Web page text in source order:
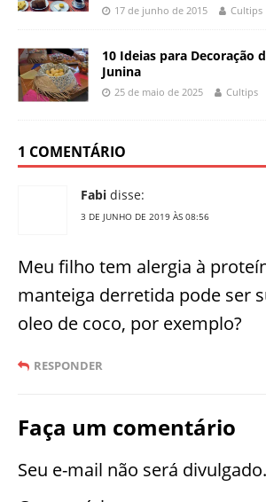
17 de junho de 2015 Cultips
10 Ideias para Decoração
Junina
25 de maio de 2025 Cultips
1 COMENTÁRIO
Fabi disse:
3 DE JUNHO DE 2019 ÀS 08:56
Meu filho tem alergia à
manteiga derretida pode ser
oleo de coco, por exemplo?
RESPONDER
Faça um comentário
Seu e-mail não será divulgado.